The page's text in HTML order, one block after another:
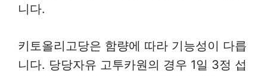
니다.
키토올리고당은 함량에 따라 기능성이 다릅
니다. 당당자유 고투카원의 경우 1일 3정 섭